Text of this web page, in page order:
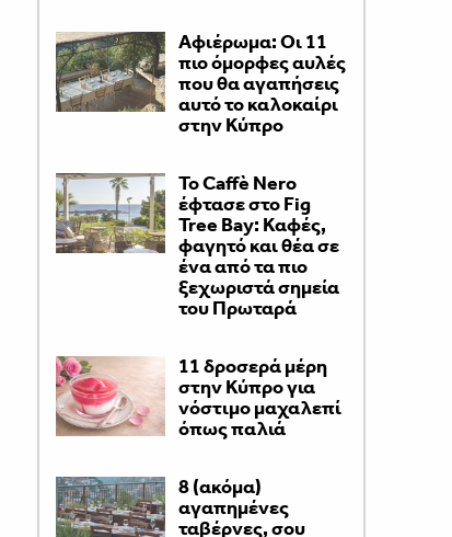
Αφιέρωμα: Οι 11
πιο όμορφες αυλές
που θα αγαπήσεις
αυτό το καλοκαίρι
στην Κύπρο
Το Caffè Nero
έφτασε στο Fig
Tree Bay: Καφές,
φαγητό και θέα σε
ένα από τα πιο
ξεχωριστά σημεία
του Πρωταρά
11 δροσερά μέρη
στην Κύπρο για
νόστιμο μαχαλεπί
όπως παλιά
8 (ακόμα)
αγαπημένες
ταβέρνες, σου